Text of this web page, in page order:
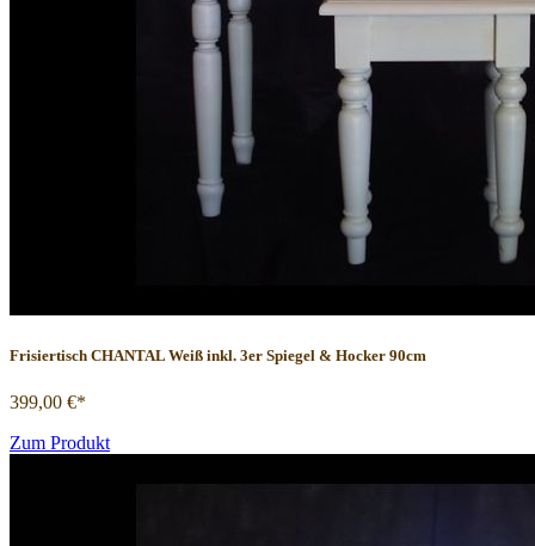
Frisiertisch CHANTAL Weiß inkl. 3er Spiegel & Hocker 90cm
399,00 €*
Zum Produkt